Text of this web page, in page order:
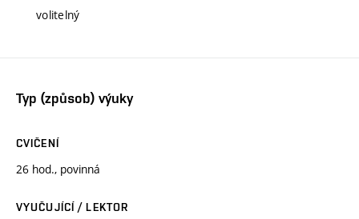
volitelný
Typ (způsob) výuky
CVIČENÍ
26 hod., povinná
VYUČUJÍCÍ / LEKTOR